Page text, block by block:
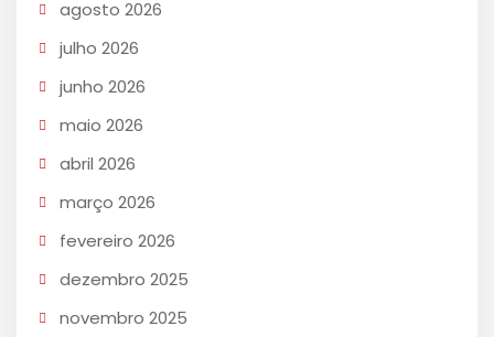
agosto 2026
julho 2026
junho 2026
maio 2026
abril 2026
março 2026
fevereiro 2026
dezembro 2025
novembro 2025